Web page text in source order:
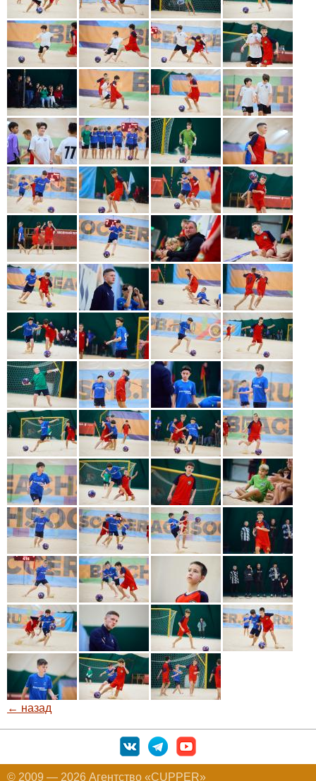
← назад
© 2009 — 2026 Агентство «CUPPER»